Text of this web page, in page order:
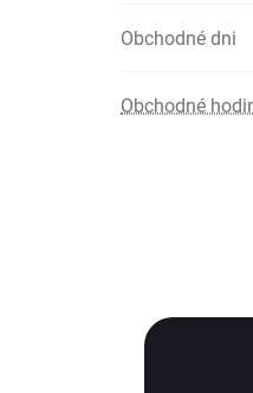
Obchodné dni
Obchodné